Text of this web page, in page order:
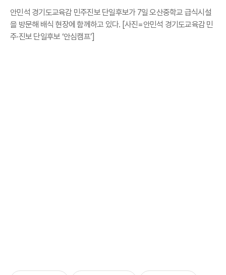
안민석 경기도교육감 민주진보 단일후보가 7일 오산중학교 급식시설
을 방문해 배식 현장에 함께하고 있다. [사진=안민석 경기도교육감 민
주·진보 단일후보 ‘안심캠프’]